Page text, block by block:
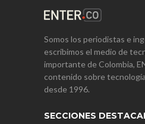
Somos los periodistas e
escribimos el medio de
importante de Colombia,
contenido sobre
desde 1996.
SECCIONES